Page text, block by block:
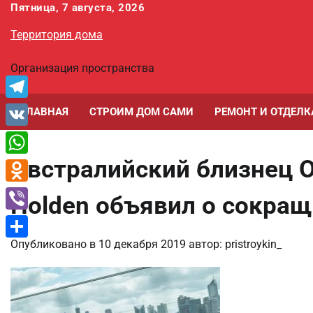
Перейти
содержимому
Пятница, 7 августа, 2026
Территория дома
Организация пространства
ГЛАВНАЯ СТРОИМ ДОМ САМИ РЕМОНТ И
Австралийский близнец
Holden объявил о
Опубликовано в 10 декабря 2019 автор: pristroykin_
Telegram
VK
WhatsApp
Odnoklassniki
Viber
Отправить